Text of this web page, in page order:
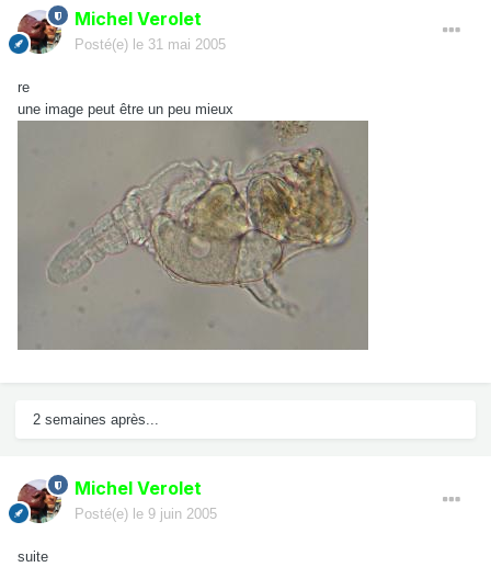
Michel Verolet
Posté(e) le 31 mai 2005
re
une image peut être un peu mieux
2 semaines après...
Michel Verolet
Posté(e) le 9 juin 2005
suite